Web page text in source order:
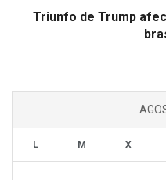
Triunfo de Trump
L M X